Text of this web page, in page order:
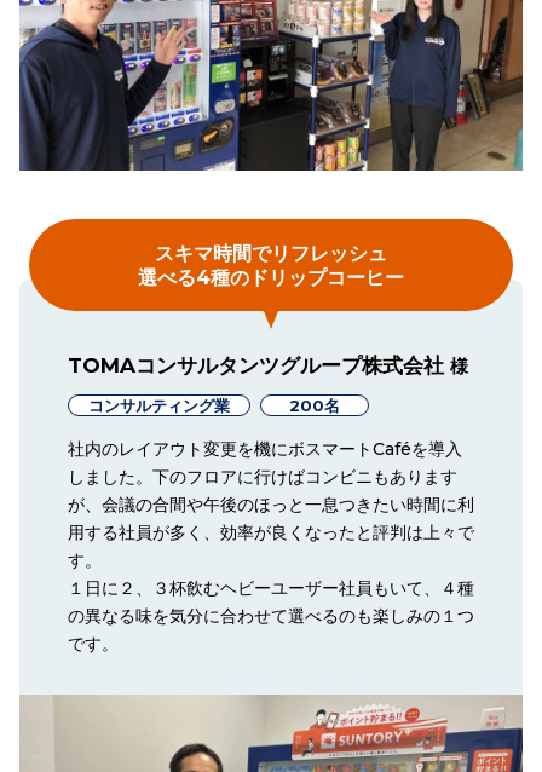
スキマ時間でリフレッシュ
選べる4種のドリップコーヒー
TOMAコンサルタンツグループ株式会社 様
コンサルティング業 200名
社内のレイアウト変更を機にボスマートCaféを導入
しました。下のフロアに行けばコンビニもあります
が、会議の合間や午後のほっと一息つきたい時間に利
用する社員が多く、効率が良くなったと評判は上々で
す。
１日に２、３杯飲むヘビーユーザー社員もいて、４種
の異なる味を気分に合わせて選べるのも楽しみの１つ
です。